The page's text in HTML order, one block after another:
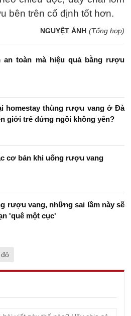
bên trên cố định tốt hơn.
NGUYỆT ÁNH (Tổng hợp)
an toàn mà hiệu quả bằng rượu
homestay thùng rượu vang ở Đà
giới trẻ đứng ngồi không yên?
cơ bản khi uống rượu vang
rượu vang, những sai lầm này sẽ
'quê một cục'